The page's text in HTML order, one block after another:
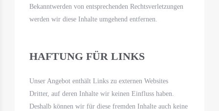
Bekanntwerden von entsprechenden Rechtsverletzungen
werden wir diese Inhalte umgehend entfernen.
HAFTUNG FÜR LINKS
Unser Angebot enthält Links zu externen Websites
Dritter, auf deren Inhalte wir keinen Einfluss haben.
Deshalb können wir für diese fremden Inhalte auch keine